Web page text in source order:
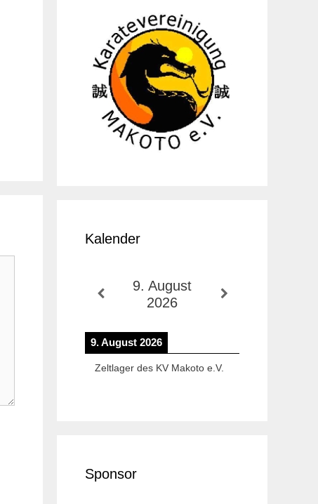
Kalender
9. August
2026
9. August 2026
Zeltlager des KV Makoto e.V.
Sponsor